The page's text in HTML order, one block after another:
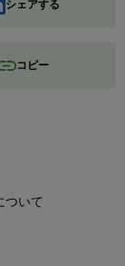
シェアする
コピー
ついて